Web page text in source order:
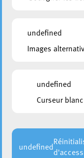
undefined
Images
undefined
Curseur blanc
undefined